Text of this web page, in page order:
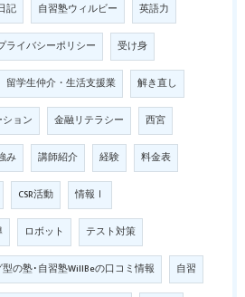
記 自習塾ウィルビー 英語力
ライバシーポリシー 受け身
留学生仲介・生活支援業 解き直し
ョン 金融リテラシー 西宮
み 講師紹介 経験 料金表
CSR活動 情報Ⅰ
ロボット テスト対策
の塾･自習塾WillBeの口コミ情報 自習